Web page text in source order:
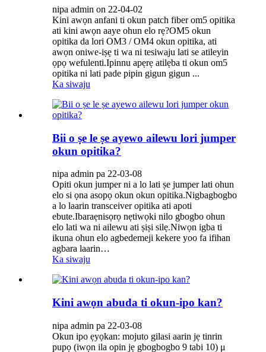
nipa admin on 22-04-02
Kini awọn anfani ti okun patch fiber om5 opitika
ati kini awọn aaye ohun elo rẹ?OM5 okun
opitika da lori OM3 / OM4 okun opitika, ati
awọn oniwe-iṣẹ ti wa ni tesiwaju lati se atileyin
ọpọ wefulenti.Ipinnu apẹrẹ atilẹba ti okun om5
opitika ni lati pade pipin gigun gigun ...
Ka siwaju
Bii o ṣe le ṣe ayewo ailewu lori jumper
okun opitika?
nipa admin pa 22-03-08
Opiti okun jumper ni a lo lati ṣe jumper lati ohun
elo si ọna asopọ okun okun opitika.Nigbagbogbo
a lo laarin transceiver opitika ati apoti
ebute.Ibaraẹnisọrọ nẹtiwọki nilo gbogbo ohun
elo lati wa ni ailewu ati ṣiṣi silẹ.Niwọn igba ti
ikuna ohun elo agbedemeji kekere yoo fa ifihan
agbara laarin…
Ka siwaju
Kini awọn abuda ti okun-ipo kan?
nipa admin pa 22-03-08
Okun ipo ẹyọkan: mojuto gilasi aarin jẹ tinrin
pupọ (iwọn ila opin jẹ gbogbogbo 9 tabi 10) μ